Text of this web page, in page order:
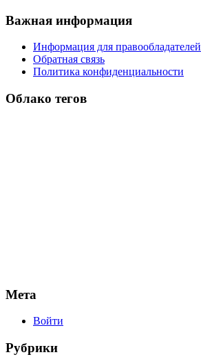
Важная информация
Информация для правообладателей
Обратная связь
Политика конфиденциальности
Облако тегов
Мета
Войти
Рубрики